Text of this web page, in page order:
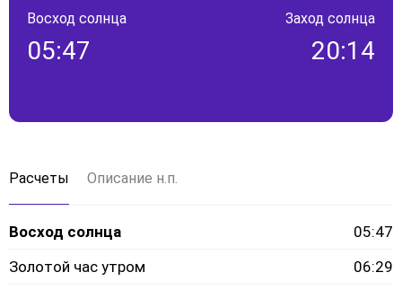
Восход солнца
05:47
Заход солнца
20:14
Расчеты Описание н.п.
Восход солнца
05:47
Золотой час утром
06:29